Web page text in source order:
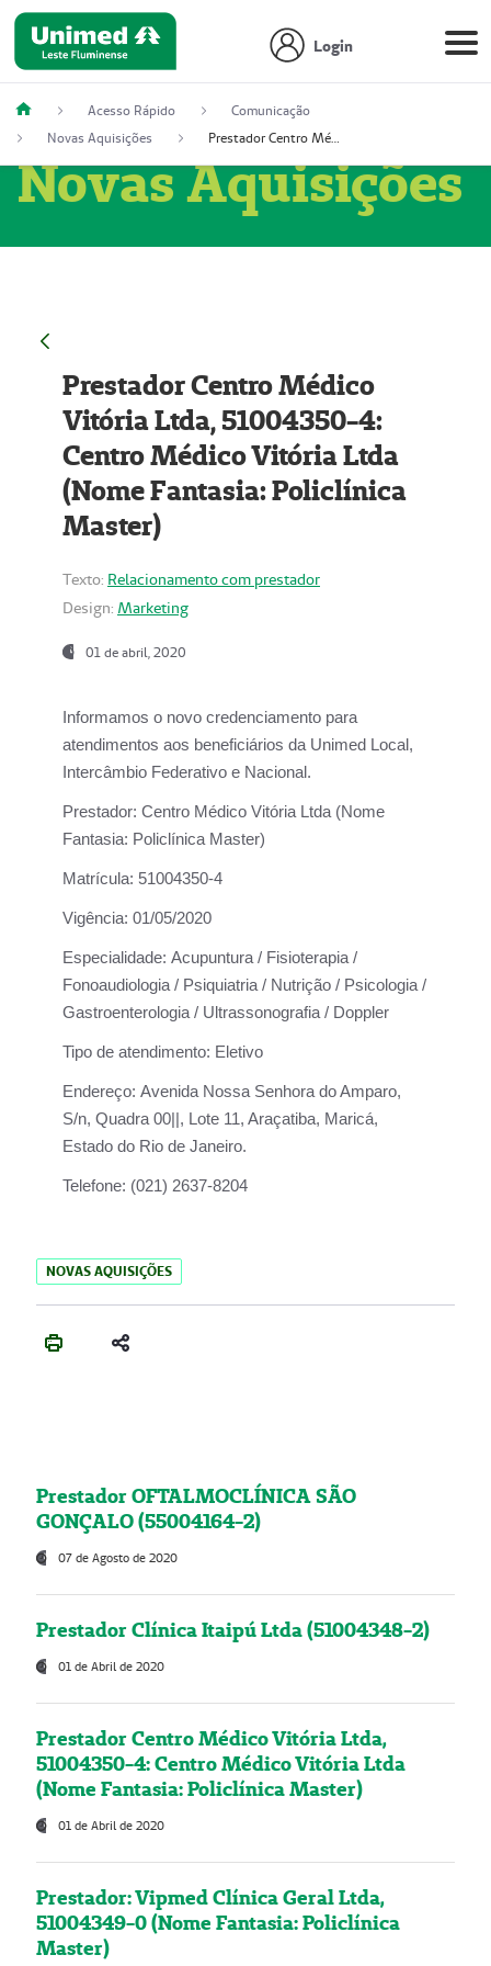
Login
Acesso Rápido
Comunicação
Novas Aquisições
Prestador Centro Médico Vitória Ltda, 51004350-4: Centro Médico Vitória Ltda (Nome Fantasia: Policlínica Master)
Novas Aquisições
Prestador Centro Médico
Vitória Ltda, 51004350-4:
Centro Médico Vitória Ltda
(Nome Fantasia: Policlínica
Master)
Texto: Relacionamento com prestador
Design: Marketing
01 de abril, 2020
Informamos o novo credenciamento para
atendimentos aos beneficiários da Unimed Local,
Intercâmbio Federativo e Nacional.
Prestador: Centro Médico Vitória Ltda (Nome
Fantasia: Policlínica Master)
Matrícula: 51004350-4
Vigência: 01/05/2020
Especialidade: Acupuntura / Fisioterapia /
Fonoaudiologia / Psiquiatria / Nutrição / Psicologia /
Gastroenterologia / Ultrassonografia / Doppler
Tipo de atendimento: Eletivo
Endereço: Avenida Nossa Senhora do Amparo,
S/n, Quadra 00||, Lote 11, Araçatiba, Maricá,
Estado do Rio de Janeiro.
Telefone: (021) 2637-8204
NOVAS AQUISIÇÕES
Prestador OFTALMOCLÍNICA SÃO
GONÇALO (55004164-2)
07 de Agosto de 2020
Prestador Clínica Itaipú Ltda (51004348-2)
01 de Abril de 2020
Prestador Centro Médico Vitória Ltda,
51004350-4: Centro Médico Vitória Ltda
(Nome Fantasia: Policlínica Master)
01 de Abril de 2020
Prestador: Vipmed Clínica Geral Ltda,
51004349-0 (Nome Fantasia: Policlínica
Master)